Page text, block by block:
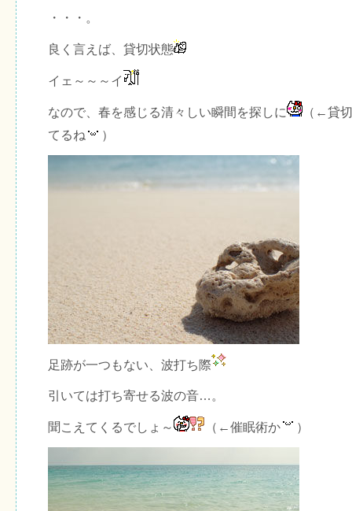
・・・。
良く言えば、貸切状態
イェ～～～イ
なので、春を感じる清々しい瞬間を探しに
（←貸
てるね
）
足跡が一つもない、波打ち際
引いては打ち寄せる波の音…。
聞こえてくるでしょ～ （←催眠術か ）